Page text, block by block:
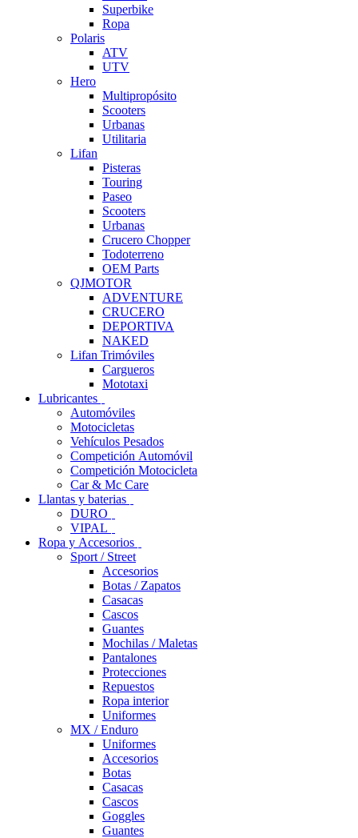
Superbike
Ropa
Polaris
ATV
UTV
Hero
Multipropósito
Scooters
Urbanas
Utilitaria
Lifan
Pisteras
Touring
Paseo
Scooters
Urbanas
Crucero Chopper
Todoterreno
OEM Parts
QJMOTOR
ADVENTURE
CRUCERO
DEPORTIVA
NAKED
Lifan Trimóviles
Cargueros
Mototaxi
Lubricantes
Automóviles
Motocicletas
Vehículos Pesados
Competición Automóvil
Competición Motocicleta
Car & Mc Care
Llantas y baterias
DURO
VIPAL
Ropa y Accesorios
Sport / Street
Accesorios
Botas / Zapatos
Casacas
Cascos
Guantes
Mochilas / Maletas
Pantalones
Protecciones
Repuestos
Ropa interior
Uniformes
MX / Enduro
Uniformes
Accesorios
Botas
Casacas
Cascos
Goggles
Guantes